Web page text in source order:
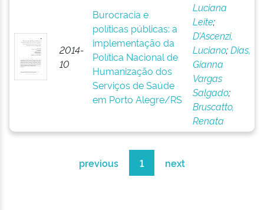
2014-
10
Burocracia e
políticas públicas: a
implementação da
Política Nacional de
Humanização dos
Serviços de Saúde
em Porto Alegre/RS
Luciana
Leite;
D’Ascenzi,
Luciano;Dias,
Gianna
Vargas
Salgado;
Bruscatto,
Renata
previous 1 next